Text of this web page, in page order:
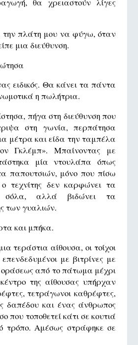
την πλάτη μου να φύγω, όταν
μια διεύθυνση.
ειδικός. Θα κάνει τα πάντα
η πωλήτρια.
πήγα στη διεύθυνση που
στη γωνία, περπάτησα
μέτρα και είδα την ταμπέλα
Γκλέμπ». Μπαίνοντας με
μία ντουλάπα όπως
παπουτσιών, μόνο που πίσω
τεχνίτης δεν καρφώνει τα
σόλα, αλλά βιδώνει τα
των γυαλιών.
και μπήκα.
τεράστια αίθουσα, οι τοίχοι
με βιτρίνες με
οράσεως από το πάτωμα μέχρι
της αίθουσας υπήρχαν
τετράγωνοι καθρέφτες,
δαπέδου και ένας άνθρωπος
που τοποθετεί κάτι σε κουτιά
τρόπο. Αμέσως στράφηκε σε